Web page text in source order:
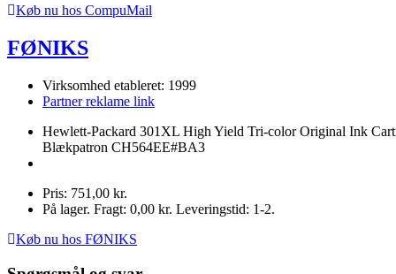
Køb nu hos CompuMail
FØNIKS
Virksomhed etableret: 1999
Partner reklame link
Hewlett-Packard 301XL High Yield Tri-color Original Ink
Blækpatron CH564EE#BA3
Pris: 751,00 kr.
På lager. Fragt: 0,00 kr. Leveringstid: 1-2.
Køb nu hos FØNIKS